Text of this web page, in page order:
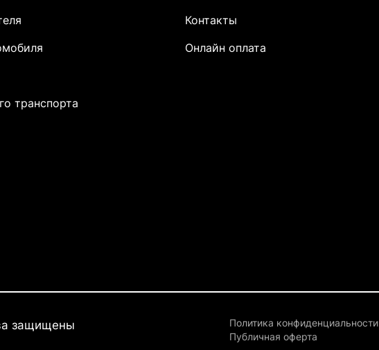
транспорта
Контакты
Онлайн оплата
защищены
Политика конфиденциальности
Публичная оферта